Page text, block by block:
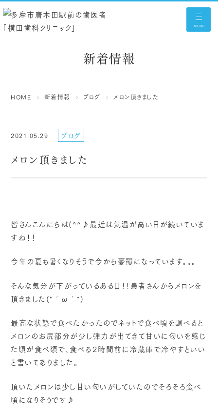
新着情報
HOME 新着情報 ブログ メロン頂きました
2021.05.29 ブログ
メロン頂きました
皆さんこんにちは(^^♪最近は気温が高い日が続いていま
すね！！
今年の夏も暑くなりそうで今から憂鬱になっています。。。
そんな気分が下がっているある日！！患者さんからメロンを
頂きました(*´ω｀*)
最高な状態で食べたかったのでネットで食べ頃を調べると
メロンのお尻部分が少し弾力が出てきて甘いに匂いを感じ
た頃が食べ頃で、食べる２時間前に冷蔵庫で冷やすといい
と書いてありました。
頂いたメロンは少し甘い匂いがしていたのでそろそろ食べ
頃になりそうです♪
MENU